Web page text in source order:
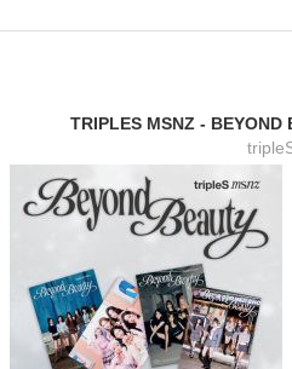
TRIPLES MSNZ - BEYOND